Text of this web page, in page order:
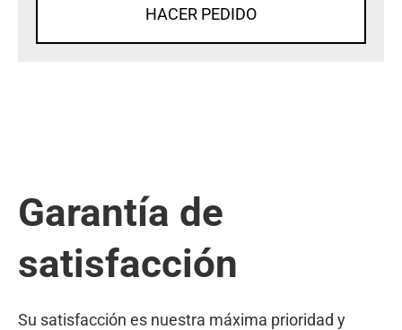
HACER PEDIDO
Garantía de
satisfacción
Su satisfacción es nuestra máxima prioridad y